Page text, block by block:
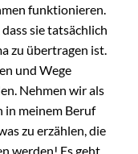
funktionieren.
sie tatsächlich
zu übertragen ist.
und Wege
Nehmen wir als
in meinem Beruf
zu erzählen, die
werden! Es geht